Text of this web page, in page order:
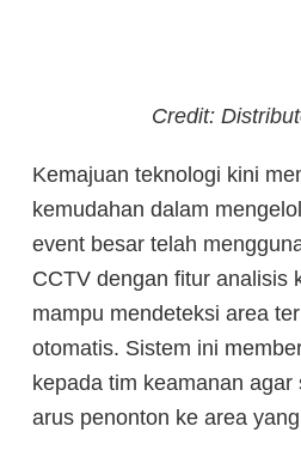
Credit:
Kemajuan teknologi kini
kemudahan dalam
event besar telah
CCTV dengan fitur analisis
mampu mendeteksi area
otomatis. Sistem ini
kepada tim keamanan
arus penonton ke area